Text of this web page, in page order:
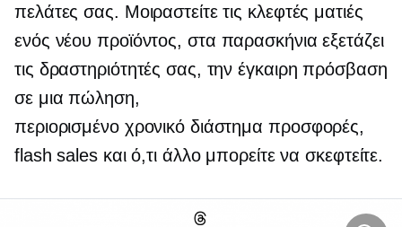
πελάτες σας. Μοιραστείτε τις κλεφτές ματιές
ενός νέου προϊόντος, στα παρασκήνια εξετάζει
τις δραστηριότητές σας, την έγκαιρη πρόσβαση
σε μια πώληση,
περιορισμένο χρονικό διάστημα προσφορές,
flash sales και ό,τι άλλο μπορείτε να σκεφτείτε.